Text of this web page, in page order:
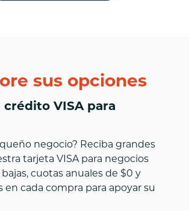
sus opciones
crédito VISA para
negocio? Reciba grandes
tarjeta VISA para negocios
cuotas anuales de $0 y
en cada compra para apoyar su